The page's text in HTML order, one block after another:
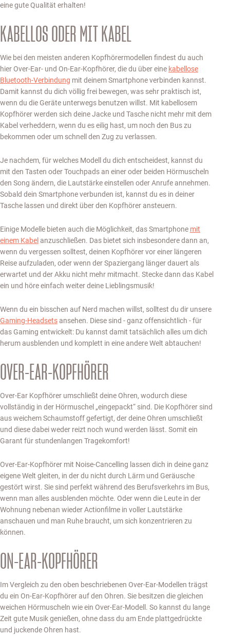
eine gute Qualität erhalten!
KABELLOS ODER MIT KABEL
Wie bei den meisten anderen Kopfhörermodellen findest du auch
hier Over-Ear- und On-Ear-Kopfhörer, die du über eine kabellose
Bluetooth-Verbindung mit deinem Smartphone verbinden kannst.
Damit kannst du dich völlig frei bewegen, was sehr praktisch ist,
wenn du die Geräte unterwegs benutzen willst. Mit kabellosem
Kopfhörer werden sich deine Jacke und Tasche nicht mehr mit dem
Kabel verheddern, wenn du es eilig hast, um noch den Bus zu
bekommen oder um schnell den Zug zu verlassen.
Je nachdem, für welches Modell du dich entscheidest, kannst du
mit den Tasten oder Touchpads an einer oder beiden Hörmuscheln
den Song ändern, die Lautstärke einstellen oder Anrufe annehmen.
Sobald dein Smartphone verbunden ist, kannst du es in deiner
Tasche lassen und direkt über den Kopfhörer ansteuern.
Einige Modelle bieten auch die Möglichkeit, das Smartphone mit
einem Kabel anzuschließen. Das bietet sich insbesondere dann an,
wenn du vergessen solltest, deinen Kopfhörer vor einer längeren
Reise aufzuladen, oder wenn der Spaziergang länger dauert als
erwartet und der Akku nicht mehr mitmacht. Stecke dann das Kabel
ein und höre einfach weiter deine Lieblingsmusik!
Wenn du ein bisschen auf Nerd machen willst, solltest du dir unsere
Gaming-Headsetsansehen. Diese sind - ganz offensichtlich - für
das Gaming entwickelt: Du kannst damit tatsächlich alles um dich
herum ausblenden und komplett in eine andere Welt abtauchen!
OVER-EAR-KOPFHÖRER
Over-Ear Kopfhörer umschließt deine Ohren, wodurch diese
vollständig in der Hörmuschel „eingepackt“ sind. Die Kopfhörer sind
aus weichem Schaumstoff gefertigt, der deine Ohren umschließt
und diese dabei weder reizt noch wund werden lässt. Somit ein
Garant für stundenlangen Tragekomfort!
Over-Ear-Kopfhörer mit Noise-Cancelling lassen dich in deine ganz
eigene Welt gleiten, in der du nicht durch Lärm und Geräusche
gestört wirst. Sie sind perfekt während des Berufsverkehrs im Bus,
wenn man alles ausblenden möchte. Oder wenn die Leute in der
Wohnung nebenan wieder Actionfilme in voller Lautstärke
anschauen und man Ruhe braucht, um sich konzentrieren zu
können.
ON-EAR-KOPFHÖRER
Im Vergleich zu den oben beschriebenen Over-Ear-Modellen trägst
du ein On-Ear-Kopfhörer auf den Ohren. Sie besitzen die gleichen
weichen Hörmuscheln wie ein Over-Ear-Modell. So kannst du lange
Zeit gute Musik genießen, ohne dass du am Ende plattgedrückte
und juckende Ohren hast.